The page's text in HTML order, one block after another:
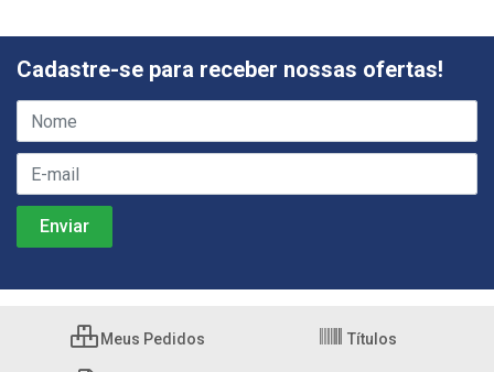
Cadastre-se para receber nossas ofertas!
Meus Pedidos Títulos